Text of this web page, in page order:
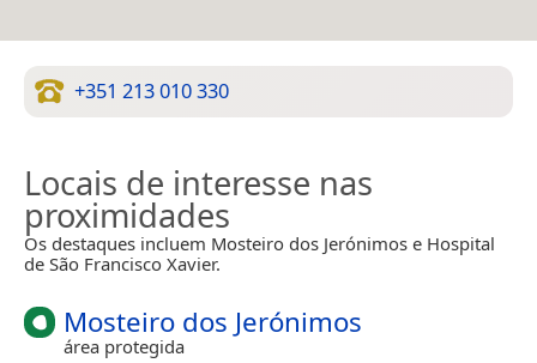
+351 213 010 330
Locais de interesse nas
proximidades
Os destaques incluem Mosteiro dos Jerónimos e Hospital
de São Francisco Xavier.
Mosteiro dos Jerónimos
área protegida